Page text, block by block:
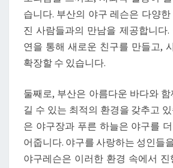
인
기
인
이
습니다. 부산의 야구 레슨은 다양
진 사람들과의 만남을 제공합니다.
연을 통해 새로운 친구를 만들고,
확장할 수 있습니다.
둘째로, 부산은 아름다운 바다와
길 수 있는 최적의 환경을 갖추고
은 야구장과 푸른 하늘은 야구를
어줍니다. 야구를 사랑하는 성인들
야구레슨은 이러한 환경 속에서 진